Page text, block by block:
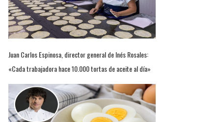
Juan Carlos Espinosa, director general de Inés Rosales:
«Cada trabajadora hace 10.000 tortas de aceite al día»